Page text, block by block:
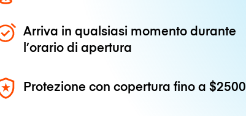
Arriva in qualsiasi momento durante
l’orario di apertura
Protezione con copertura fino a$2500